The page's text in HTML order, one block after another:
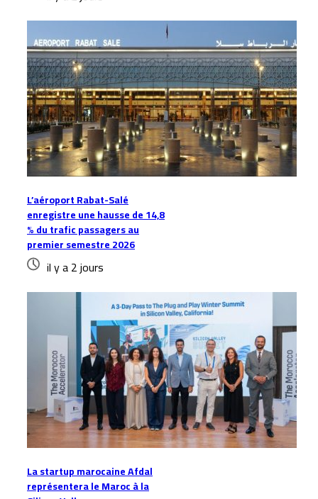
L’aéroport Rabat-Salé
enregistre une hausse de 14,8
% du trafic passagers au
premier semestre 2026
il y a 2 jours
La startup marocaine Afdal
représentera le Maroc à la